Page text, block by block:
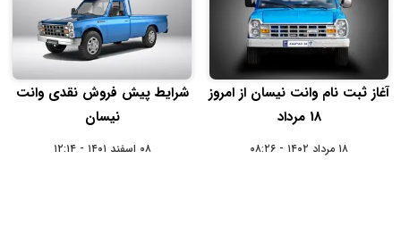
آغاز ثبت نام وانت نیسان از امروز
18 مرداد
۱۸ مرداد ۱۴۰۲ - ۰۸:۲۶
شرایط پیش فروش نقدی وانت
نیسان
۰۸ اسفند ۱۴۰۱ - ۱۲:۱۴